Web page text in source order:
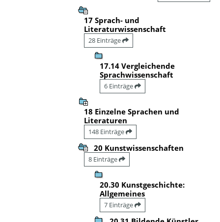
17 Sprach- und
Literaturwissenschaft
28 Einträge
17.14 Vergleichende
Sprachwissenschaft
6 Einträge
18 Einzelne Sprachen und
Literaturen
148 Einträge
20 Kunstwissenschaften
8 Einträge
20.30 Kunstgeschichte:
Allgemeines
7 Einträge